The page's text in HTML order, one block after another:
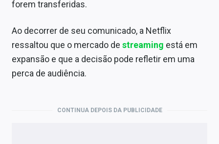
forem transferidas.
Ao decorrer de seu comunicado, a Netflix
ressaltou que o mercado de streaming está em
expansão e que a decisão pode refletir em uma
perca de audiência.
CONTINUA DEPOIS DA PUBLICIDADE